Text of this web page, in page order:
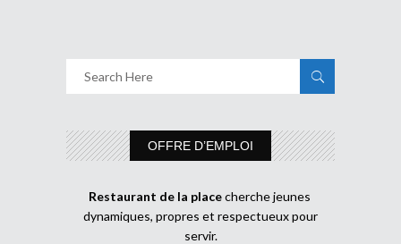
OFFRE D’EMPLOI
Restaurant de la placecherche jeunes
dynamiques, propres et respectueux pour
servir.